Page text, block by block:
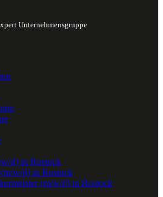
Unternehmensgruppe
d) in Rostock
w/d) in Rostock
(m/w/d) in Rostock